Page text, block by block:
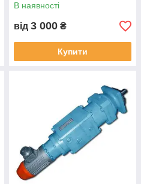
В наявності
від 3 000 ₴
Купити